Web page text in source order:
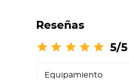
Reseñas
5/5
Equipamiento